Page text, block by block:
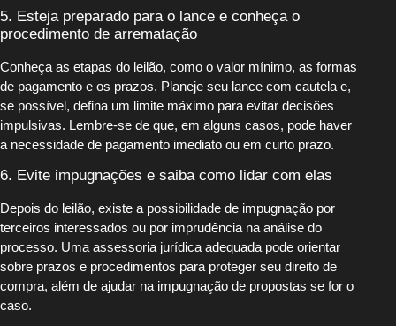
5. Esteja preparado para o lance e conheça o
procedimento de arrematação
Conheça as etapas do leilão, como o valor mínimo, as formas
de pagamento e os prazos. Planeje seu lance com cautela e,
se possível, defina um limite máximo para evitar decisões
impulsivas. Lembre-se de que, em alguns casos, pode haver
a necessidade de pagamento imediato ou em curto prazo.
6. Evite impugnações e saiba como lidar com elas
Depois do leilão, existe a possibilidade de impugnação por
terceiros interessados ou por imprudência na análise do
processo. Uma assessoria jurídica adequada pode orientar
sobre prazos e procedimentos para proteger seu direito de
compra, além de ajudar na impugnação de propostas se for o
caso.